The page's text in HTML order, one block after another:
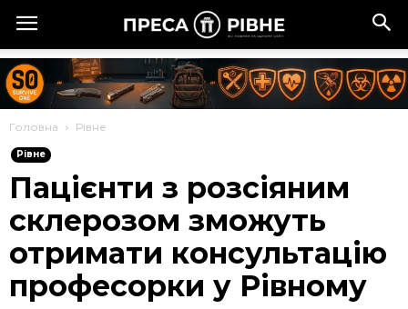
Головна Рівне
Рівне
Пацієнти з розсіяним
склерозом зможуть
отримати консультацію
професорки у Рівному